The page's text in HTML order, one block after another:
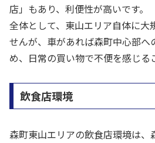
店」もあり、利便性が高いです。
全体として、東山エリア自体に大
せんが、車があれば森町中心部へ
め、日常の買い物で不便を感じる
飲食店環境
森町東山エリアの飲食店環境は、